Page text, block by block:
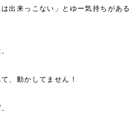
出来っこない」とゆー気持ちがある
、動かしてません！